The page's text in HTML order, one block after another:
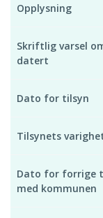
Opplysning
Skriftlig varsel
datert
Dato for tilsyn
Tilsynets
Dato for forrige
med kommunen